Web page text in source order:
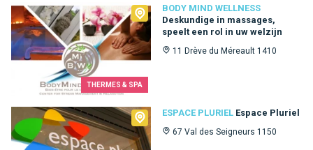
THERMES & SPA
BODY MIND WELLNESS
Deskundige in massages,
speelt een rol in uw welzijn
11 Drève du Méreault 1410
Body Mind Wellness
ESPACE PLURIEL Espace Pluriel
67 Val des Seigneurs 1150
Espace Pluriel